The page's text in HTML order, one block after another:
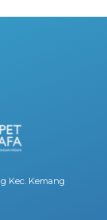
Kec. Kemang